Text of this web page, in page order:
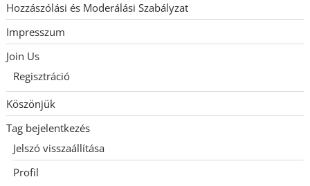
Hozzászólási és Moderálási Szabályzat
Impresszum
Join Us
Regisztráció
Köszönjük
Tag bejelentkezés
Jelszó visszaállítása
Profil